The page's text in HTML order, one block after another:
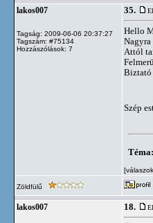
lakos007
Tagság: 2009-06-06 20:37:27
Tagszám: #75134
Hozzászólások: 7
35.
Hello
Nagyra
Attól
Biztató
Szép
Téma:
Zöldfülű
lakos007 18.